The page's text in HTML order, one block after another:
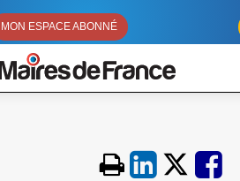
MON ESPACE ABONNÉ